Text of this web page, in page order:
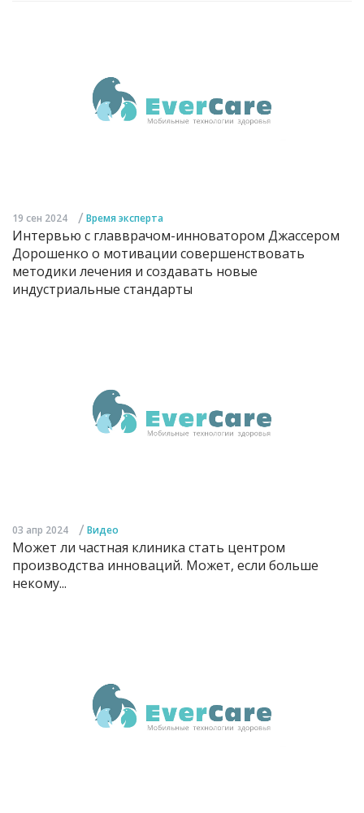
19 сен 2024 / Время эксперта
Интервью с главврачом-инноватором Джассером
Дорошенко о мотивации совершенствовать
методики лечения и создавать новые
индустриальные стандарты
03 апр 2024 / Видео
Может ли частная клиника стать центром
производства инноваций. Может, если больше
некому...